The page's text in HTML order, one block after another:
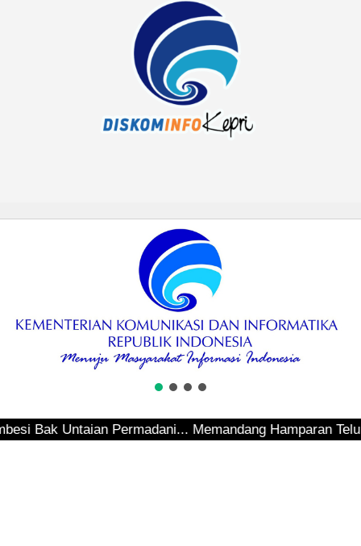
Untaian Permadani... Memandang Hamparan Teluk